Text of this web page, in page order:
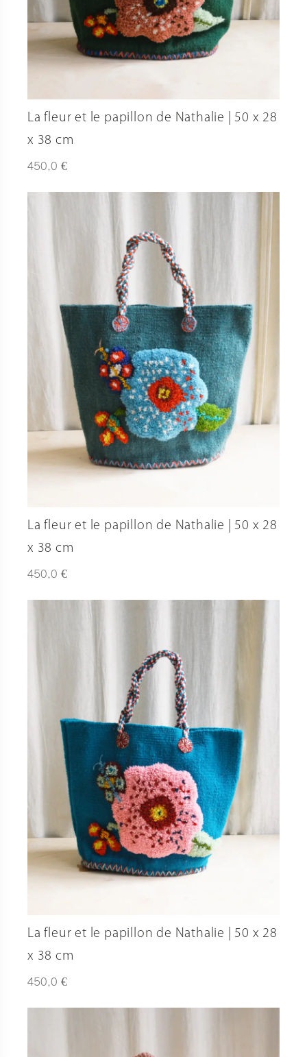
La fleur et le papillon de Nathalie | 50 x 28
x 38 cm
450,0 €
La fleur et le papillon de Nathalie | 50 x 28
x 38 cm
450,0 €
La fleur et le papillon de Nathalie | 50 x 28
x 38 cm
450,0 €